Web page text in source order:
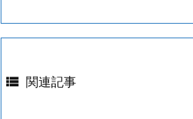
 関連記事